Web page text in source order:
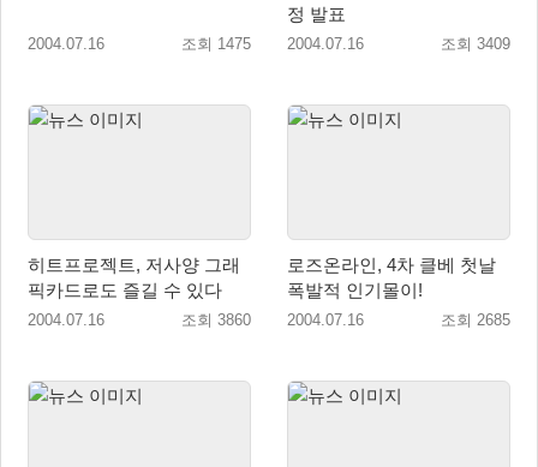
2004.07.16 조회 1475
정 발표
2004.07.16 조회 3409
히트프로젝트, 저사양 그래
픽카드로도 즐길 수 있다
2004.07.16 조회 3860
로즈온라인, 4차 클베 첫날
폭발적 인기몰이!
2004.07.16 조회 2685